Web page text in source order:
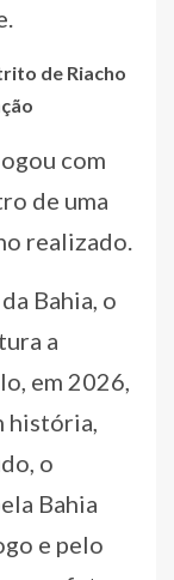
de Riacho
com
de uma
realizado.
Bahia, o
a
em 2026,
história,
o
Bahia
e pelo